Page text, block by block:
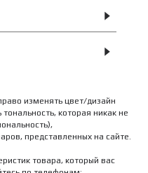
изменять цвет/дизайн
которая никак не
представленных на сайте.
товара, который вас